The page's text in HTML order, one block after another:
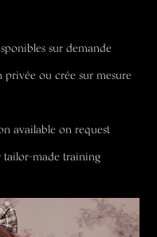
sur demande
ou crée sur mesure
available on request
tailor-made training